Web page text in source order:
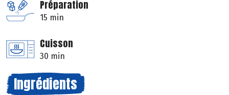
Préparation
15 min
Cuisson
30 min
Ingrédients